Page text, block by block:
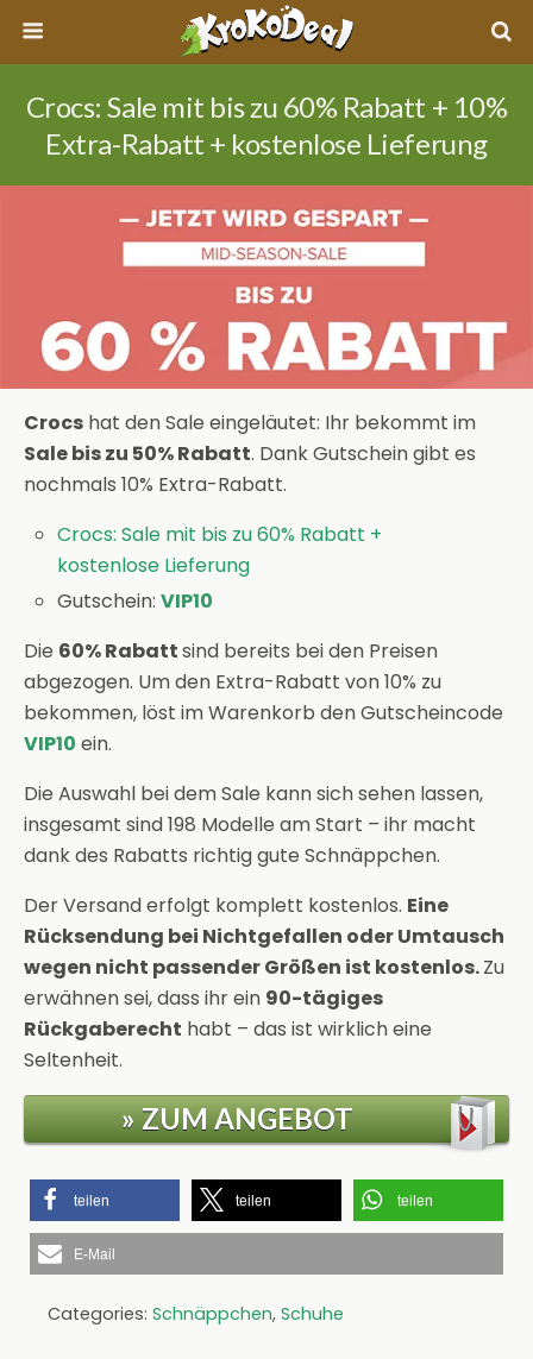
Crocs: Sale mit bis zu 60% Rabatt + 10%
Extra-Rabatt + kostenlose Lieferung
Crocs hat den Sale eingeläutet: Ihr bekommt im
Sale bis zu 50% Rabatt. Dank Gutschein gibt es
nochmals 10% Extra-Rabatt.
Crocs: Sale mit bis zu 60% Rabatt +
kostenlose Lieferung
Gutschein:VIP10
Die 60% Rabattsind bereits bei den Preisen
abgezogen. Um den Extra-Rabatt von 10% zu
bekommen, löst im Warenkorb den Gutscheincode
VIP10 ein.
Die Auswahl bei dem Sale kann sich sehen lassen,
insgesamt sind 198 Modelle am Start – ihr macht
dank des Rabatts richtig gute Schnäppchen.
Der Versand erfolgt komplett kostenlos. Eine
Rücksendung bei Nichtgefallen oder Umtausch
wegen nicht passender Größen ist kostenlos.Zu
erwähnen sei, dass ihr ein 90-tägiges
Rückgaberecht habt – das ist wirklich eine
Seltenheit.
» ZUM ANGEBOT
teilen teilen teilen
E-Mail
Categories: Schnäppchen, Schuhe